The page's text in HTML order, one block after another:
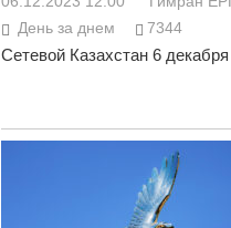
День за днем
7344
Сетевой Казахстан 6 декабря